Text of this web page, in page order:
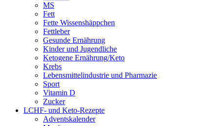
MS
Fett
Fette Wissenshäppchen
Fettleber
Gesunde Ernährung
Kinder und Jugendliche
Ketogene Ernährung/Keto
Krebs
Lebensmittelindustrie und Pharmazie
Sport
Vitamin D
Zucker
LCHF- und Keto-Rezepte
Adventskalender